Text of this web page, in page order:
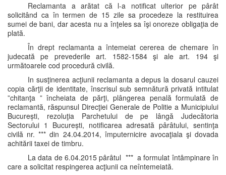
Reclamanta a arătat că l-a notificat ulterior pe pârât
solicitând ca în termen de 15 zile sa procedeze la restituirea
sumei de bani, dar acesta nu a înţeles sa îşi onoreze obligaţia de
plată.
În drept reclamanta a întemeiat cererea de chemare în
judecată pe prevederile art. 1582-1584 şi ale art. 194 şi
următoarele cod procedură civilă.
In susţinerea acţiunii reclamanta a depus la dosarul cauzei
copia cărţii de identitate, înscrisul sub semnătură privată intitulat
”chitanţa ” încheiata de părţi, plângerea penală formulată de
reclamantă, răspunsul Direcţiei Generale de Politie a Municipiului
București, rezoluţia Parchetului de pe lângă Judecătoria
Sectorului 1 București, notificarea adresată pârâtului, sentinţa
civilă nr. *** din 24.04.2014, împuternicire avocaţiala şi dovada
achitării taxei de timbru.
La data de 6.04.2015 pârâtul *** a formulat întâmpinare în
care a solicitat respingerea acţiunii ca neîntemeiată.